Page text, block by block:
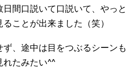
間口説いて口説いて、やっと
ことが出来ました（笑）
、途中は目をつぶるシーンも
れたみたい^^